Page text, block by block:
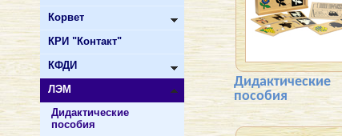
Корвет
КРИ "Контакт"
КФДИ
ЛЭМ
Дидактические
пособия
Дидактические
пособия